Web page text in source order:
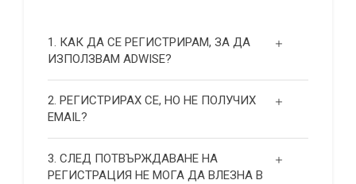
1. КАК ДА СЕ РЕГИСТРИРАМ, ЗА ДА
ИЗПОЛЗВАМ ADWISE?
2. РЕГИСТРИРАХ СЕ, НО НЕ ПОЛУЧИХ
EMAIL?
3. СЛЕД ПОТВЪРЖДАВАНЕ НА
РЕГИСТРАЦИЯ НЕ МОГА ДА ВЛЕЗНА В